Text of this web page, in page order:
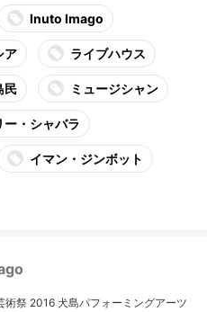
Inuto Imago
ア ライブハウス
民 ミュージシャン
ー・シャバラ
イマン・ジンボット
術祭 2016 犬島パフォーミングアーツ